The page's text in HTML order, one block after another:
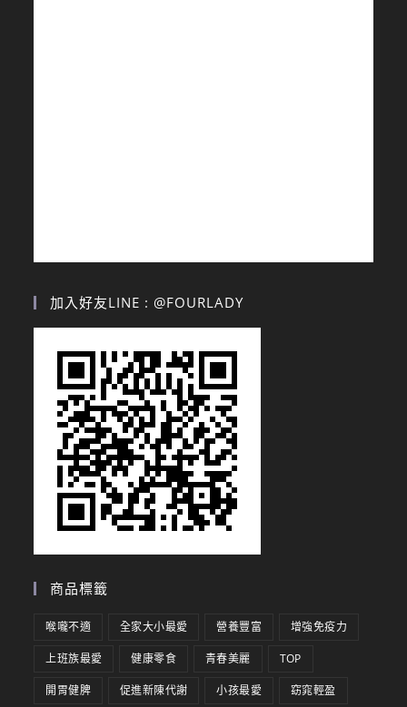
加入好友LINE : @FOURLADY
商品標籤
喉嚨不適 全家大小最愛 營養豐富 增強免疫力
上班族最愛 健康零食 青春美麗 TOP
開胃健脾 促進新陳代謝 小孩最愛 窈窕輕盈